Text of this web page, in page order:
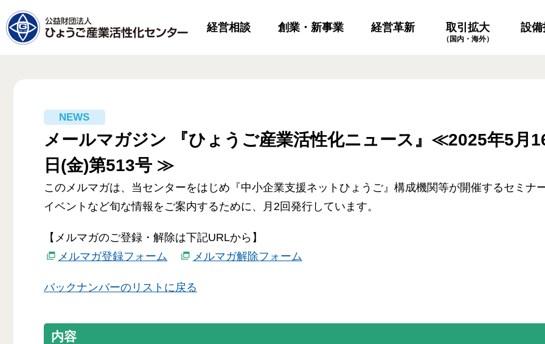
経営相談 創業・新事業 経営革新 取引拡大
（国内・海外）
設備
メールマガジン 『ひょうご産業活性化ニュース』≪2025年5月
日(金)第513号 ≫
このメルマガは、当センターをはじめ『中小企業支援ネットひょうご』構成機関等が開催するセミナ
イベントなど旬な情報をご案内するために、月2回発行しています。
【メルマガのご登録・解除は下記URLから】
メルマガ登録フォーム
メルマガ解除フォーム
バックナンバーのリストに戻る
内容